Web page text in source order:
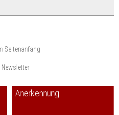
Seitenanfang
Newsletter
Anerkennung